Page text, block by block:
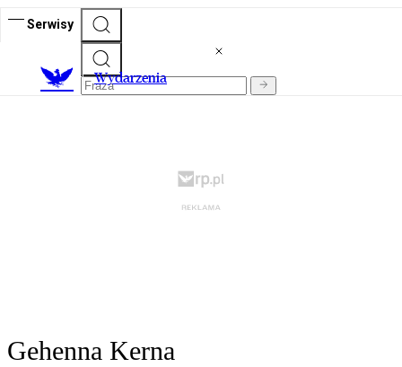
Serwisy
Wydarzenia
Gehenna Kerna